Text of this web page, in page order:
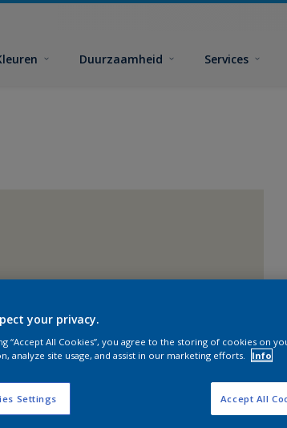
Duurzaamheid Services
your privacy.
“Accept All Cookies”, you agree to the storing of cookies on
analyze site usage, and assist in our marketing efforts.
Info
Settings Accept All